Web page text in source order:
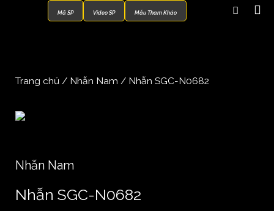
Mã SP Video SP Mẫu Tham Khảo
Trang chủ / Nhẫn Nam / Nhẫn SGC-N0682
Nhẫn Nam
Nhẫn SGC-N0682